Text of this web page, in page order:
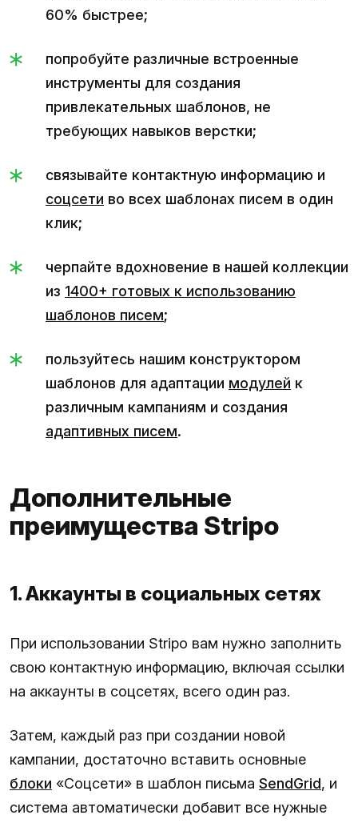
60% быстрее;
попробуйте различные встроенные
инструменты для создания
привлекательных шаблонов, не
требующих навыков верстки;
связывайте контактную информацию и
соцсети во всех шаблонах писем в один
клик;
черпайте вдохновение в нашей коллекции
из 1400+ готовых к использованию
шаблонов писем;
пользуйтесь нашим конструктором
шаблонов для адаптации модулей к
различным кампаниям и создания
адаптивных писем.
Дополнительные
преимущества Stripo
1. Аккаунты в социальных сетях
При использовании Stripo вам нужно заполнить
свою контактную информацию, включая ссылки
на аккаунты в соцсетях, всего один раз.
Затем, каждый раз при создании новой
кампании, достаточно вставить основные
блоки «Соцсети» в шаблон письма SendGrid, и
система автоматически добавит все нужные